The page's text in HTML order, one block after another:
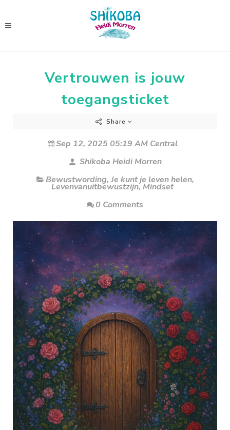
Vertrouwen is jouw
toegangsticket
Share
Sep 12, 2025 05:19 AM Central
Shikoba Heidi Morren
Bewustwording,Je kunt je leven helen,
Levenvanuitbewustzijn,Mindset
0 Comments